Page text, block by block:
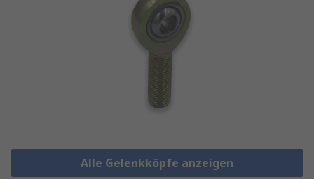
Alle Gelenkköpfe anzeigen